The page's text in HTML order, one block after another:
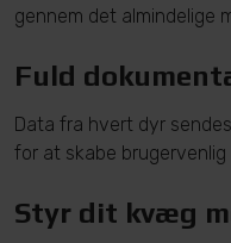
gennem det almindelige
Fuld
Data fra hvert dyr
for at skabe
Styr dit kvæg